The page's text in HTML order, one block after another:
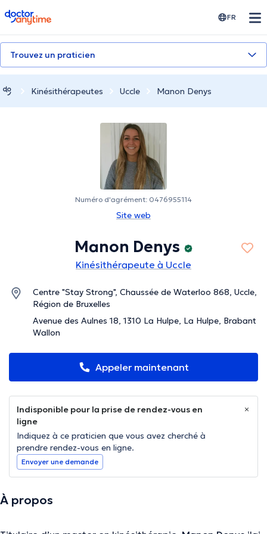
doctoranytime FR
Trouvez un praticien
Kinésithérapeutes Uccle Manon Denys
Numéro d'agrément: 0476955114
Site web
Manon Denys
Kinésithérapeute à Uccle
Centre "Stay Strong", Chaussée de Waterloo 868, Uccle,
Région de Bruxelles
Avenue des Aulnes 18, 1310 La Hulpe, La Hulpe, Brabant
Wallon
Appeler maintenant
Indisponible pour la prise de rendez-vous en
ligne
Indiquez à ce praticien que vous avez cherché à
prendre rendez-vous en ligne.
Envoyer une demande
À propos